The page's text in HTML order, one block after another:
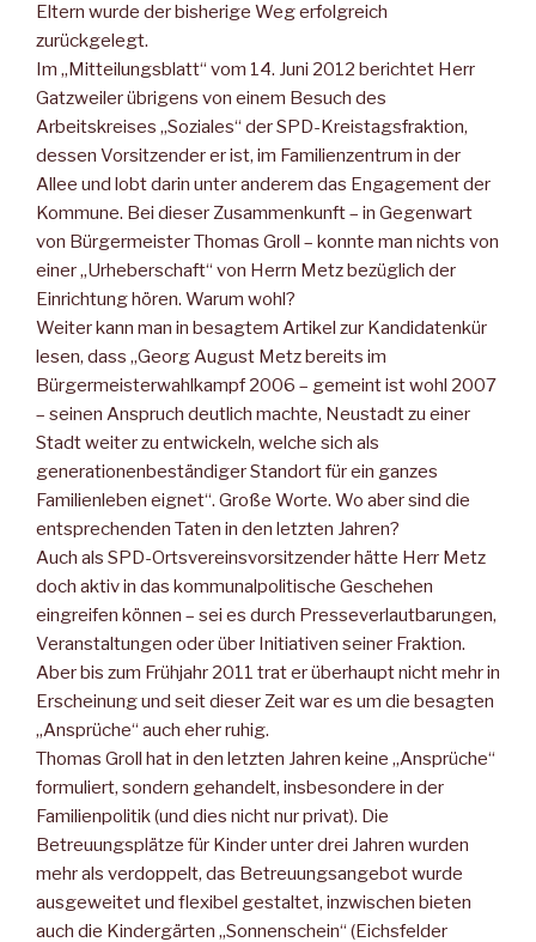
Eltern wurde der bisherige Weg erfolgreich
zurückgelegt.
Im „Mitteilungsblatt“ vom 14. Juni 2012 berichtet Herr
Gatzweiler übrigens von einem Besuch des
Arbeitskreises „Soziales“ der SPD-Kreistagsfraktion,
dessen Vorsitzender er ist, im Familienzentrum in der
Allee und lobt darin unter anderem das Engagement der
Kommune. Bei dieser Zusammenkunft – in Gegenwart
von Bürgermeister Thomas Groll – konnte man nichts von
einer „Urheberschaft“ von Herrn Metz bezüglich der
Einrichtung hören. Warum wohl?
Weiter kann man in besagtem Artikel zur Kandidatenkür
lesen, dass „Georg August Metz bereits im
Bürgermeisterwahlkampf 2006 – gemeint ist wohl 2007
– seinen Anspruch deutlich machte, Neustadt zu einer
Stadt weiter zu entwickeln, welche sich als
generationenbeständiger Standort für ein ganzes
Familienleben eignet“. Große Worte. Wo aber sind die
entsprechenden Taten in den letzten Jahren?
Auch als SPD-Ortsvereinsvorsitzender hätte Herr Metz
doch aktiv in das kommunalpolitische Geschehen
eingreifen können – sei es durch Presseverlautbarungen,
Veranstaltungen oder über Initiativen seiner Fraktion.
Aber bis zum Frühjahr 2011 trat er überhaupt nicht mehr in
Erscheinung und seit dieser Zeit war es um die besagten
„Ansprüche“ auch eher ruhig.
Thomas Groll hat in den letzten Jahren keine „Ansprüche“
formuliert, sondern gehandelt, insbesondere in der
Familienpolitik (und dies nicht nur privat). Die
Betreuungsplätze für Kinder unter drei Jahren wurden
mehr als verdoppelt, das Betreuungsangebot wurde
ausgeweitet und flexibel gestaltet, inzwischen bieten
auch die Kindergärten „Sonnenschein“ (Eichsfelder